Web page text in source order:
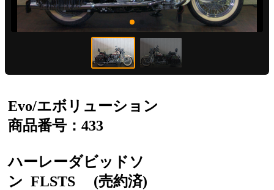
Evo/エボリューション
商品番号：433
ハーレーダビッドソ
ン FLSTS (売約済)